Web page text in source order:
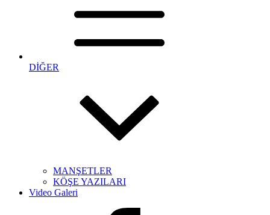
DİĞER
MANŞETLER
KÖŞE YAZILARI
Video Galeri